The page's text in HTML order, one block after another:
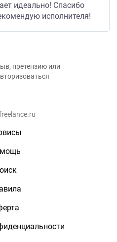
идеально! Спасибо
исполнителя!
претензию или